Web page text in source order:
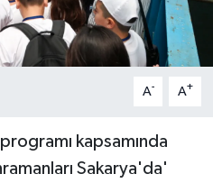
A- A+
kapsamında
Sakarya'da'